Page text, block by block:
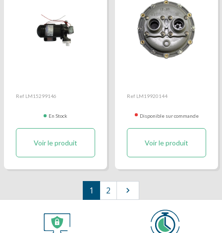
Ref LM15299146
En Stock
Voir le produit
Ref LM19920144
Disponible sur commande
Voir le produit
1 2 Suivant
